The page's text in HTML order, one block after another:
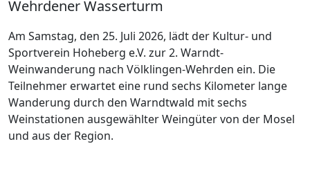
Wehrdener Wasserturm
Am Samstag, den 25. Juli 2026, lädt der Kultur- und
Sportverein Hoheberg e.V. zur 2. Warndt-
Weinwanderung nach Völklingen-Wehrden ein. Die
Teilnehmer erwartet eine rund sechs Kilometer lange
Wanderung durch den Warndtwald mit sechs
Weinstationen ausgewählter Weingüter von der Mosel
und aus der Region.